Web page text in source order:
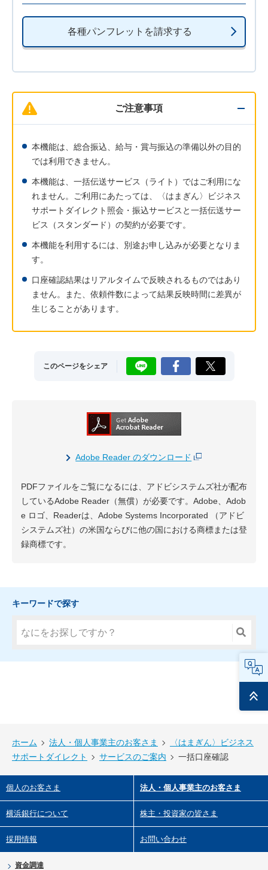
各種パンフレットを請求する
ご注意事項
本機能は、総合振込、給与・賞与振込の準備以外の目的
では利用できません。
本機能は、一括伝送サービス（ライト）ではご利用にな
れません。ご利用にあたっては、〈はまぎん〉ビジネス
サポートダイレクト照会・振込サービスと一括伝送サー
ビス（スタンダード）の契約が必要です。
本機能を利用するには、別途お申し込みが必要となりま
す。
口座確認結果はリアルタイムで反映されるものではあり
ません。また、依頼件数によって結果反映時間に差異が
生じることがあります。
このページをシェア LINE Facebook X
Adobe Reader のダウンロード
PDFファイルをご覧になるには、アドビシステムズ社が配布
しているAdobe Reader（無償）が必要です。Adobe、Adob
e ロゴ、Readerは、Adobe Systems Incorporated （アドビ
システムズ社）の米国ならびに他の国における商標または登
録商標です。
キーワードで探す
トップ
ホーム 法人・個人事業主のお客さま
〈はまぎん〉ビジネス
サポートダイレクト
サービスのご案内 一括口座確認
個人のお客さま 法人・個人事業主のお客さま
横浜銀行について 株主・投資家の皆さま
採用情報 お問い合わせ
資金調達